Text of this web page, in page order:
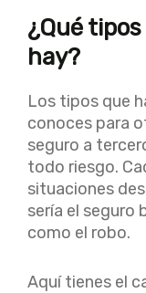
¿Qué
hay?
Los tipos que
conoces para
seguro a
todo riesgo.
situaciones
sería el seguro
como el robo.
Aquí tienes el